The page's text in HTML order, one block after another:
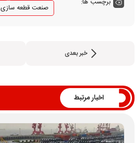
صنعت قطعه سازی
خبر بعدی
اخبار مرتبط